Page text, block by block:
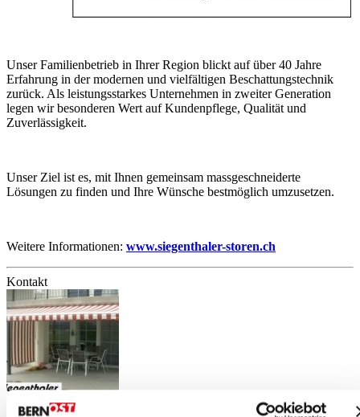
Unser Familienbetrieb in Ihrer Region blickt auf über 40 Jahre
Erfahrung in der modernen und vielfältigen Beschattungstechnik
zurück. Als leistungsstarkes Unternehmen in zweiter Generation
legen wir besonderen Wert auf Kundenpflege, Qualität und
Zuverlässigkeit.
Unser Ziel ist es, mit Ihnen gemeinsam massgeschneiderte
Lösungen zu finden und Ihre Wünsche bestmöglich umzusetzen.
Weitere Informationen: www.siegenthaler-storen.ch
Kontakt